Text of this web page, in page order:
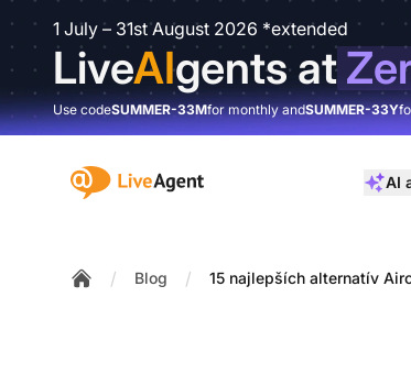
1 July – 31st August 2026 *extended
LiveAIgents at
Use codeSUMMER-33Mfor monthly andSUMMER-33Y
:site.title AI
/ Blog / 15 najlepších alternatív